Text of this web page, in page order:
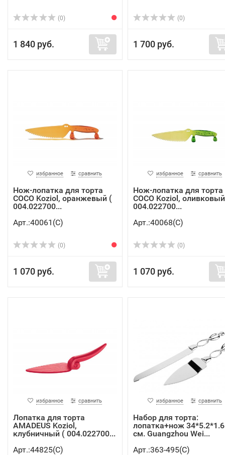
(0)
1 840 руб.
(0)
1 700 руб.
избранное сравнить
Нож-лопатка для торта
COCO Koziol, оранжевый (
004.022700...
Арт.:40061(C)
(0)
1 070 руб.
избранное сравнить
Нож-лопатка для торта
COCO Koziol,
004.022700...
Арт.:40068(C)
(0)
1 070 руб.
избранное сравнить
Лопатка для торта
AMADEUS Koziol,
клубничный ( 004.022700...
Арт.:44825(C)
избранное сравнить
Набор для торта:
лопатка+нож 34*5.2*1.6
см. Guangzhou Wei...
Арт.:363-495(C)